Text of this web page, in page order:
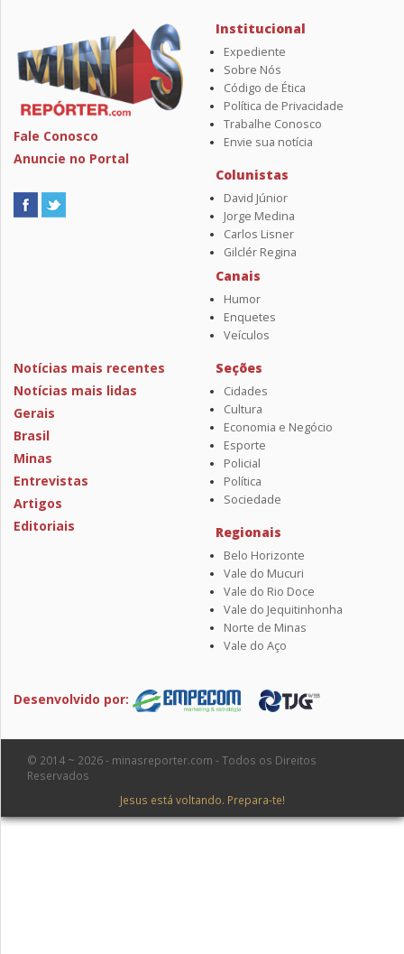
Fale Conosco
Anuncie no Portal
Institucional
Expediente
Sobre Nós
Código de Ética
Política de Privacidade
Trabalhe Conosco
Envie sua notícia
Colunistas
David Júnior
Jorge Medina
Carlos Lisner
Gilclér Regina
Canais
Humor
Enquetes
Veículos
Notícias mais recentes
Notícias mais lidas
Gerais
Brasil
Minas
Entrevistas
Artigos
Editoriais
Seções
Cidades
Cultura
Economia e Negócio
Esporte
Policial
Política
Sociedade
Regionais
Belo Horizonte
Vale do Mucuri
Vale do Rio Doce
Vale do Jequitinhonha
Norte de Minas
Vale do Aço
Desenvolvido por:
© 2014 ~ 2026 - minasreporter.com - Todos os Direitos
Reservados
Jesus está voltando. Prepara-te!